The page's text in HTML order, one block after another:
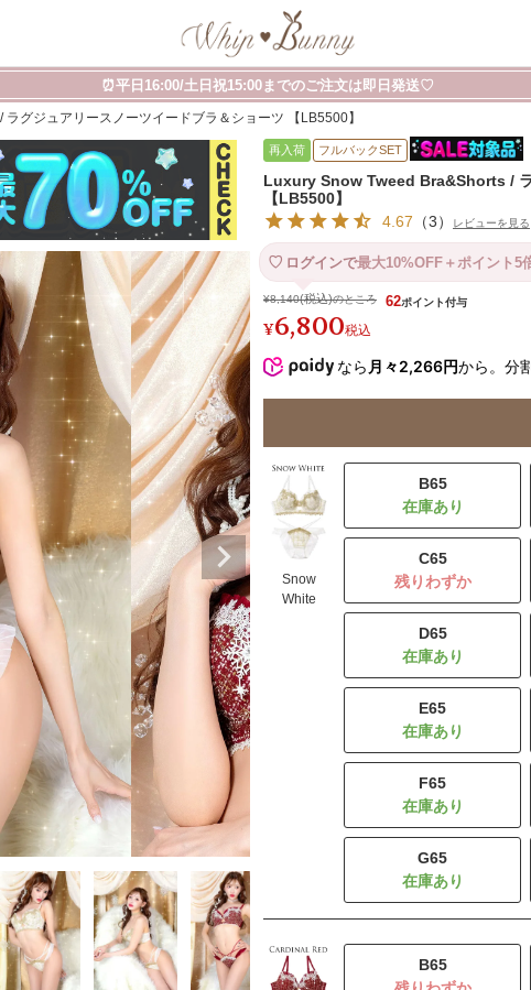
⏰平日16:00/土日祝15:00までのご注文は即日発送♡
グジュアリースノーツイードブラ＆ショーツ 【LB5500】
再入荷 フルバックSET
Luxury Snow Tweed Bra&Shorts /
【LB5500】
4.67 （3） レビューを見る
ログインで最大10%OFF＋ポイント5
¥8,140 のところ
¥6,800税込
62
なら 月々2,266円から。分
Snow
White
B65
C65
残りわずか
D65
E65
F65
G65
B65